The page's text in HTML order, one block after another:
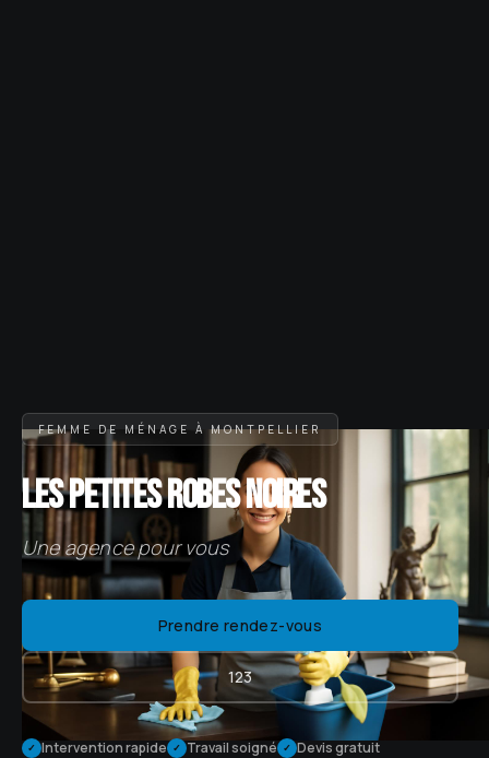
FEMME DE MÉNAGE À MONTPELLIER
les petites robes noires
Une agence pour vous
Prendre rendez-vous
123
✓ Intervention rapide ✓ Travail soigné ✓ Devis gratuit